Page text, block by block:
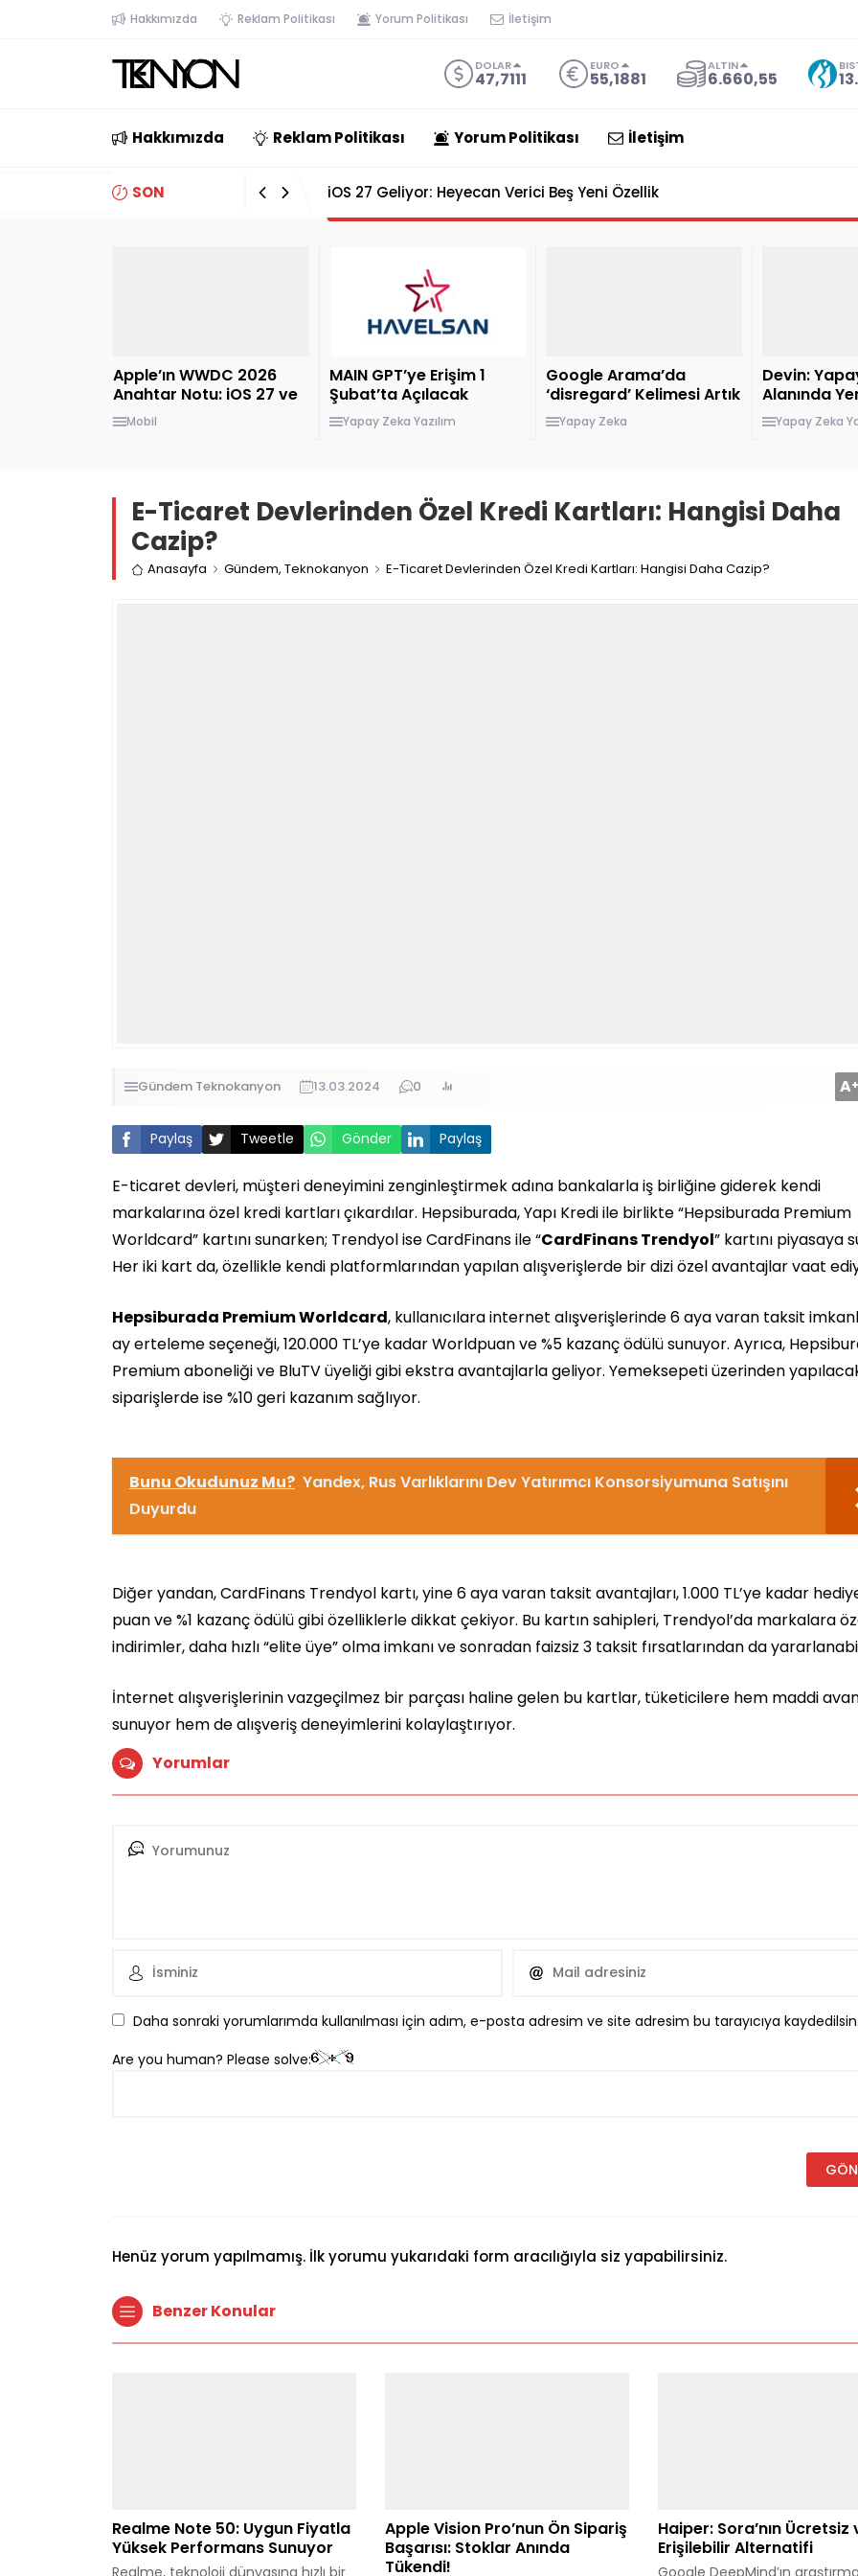
Hakkımızda Reklam Politikası Yorum Politikası İletişim
DOLAR
47,7111
EURO
55,1881
ALTIN
6.660,55
Hakkımızda Reklam Politikası Yorum Politikası İletişim
SON
Paste, MCP Desteği ile Panonuzu AI Araçlarına Bağlıyor
Apple’ın WWDC 2026
Anahtar Notu: iOS 27 ve
Yenilenen Siri’yi Canlı
İzleyin
Mobil
MAIN GPT’ye Erişim 1
Şubat’ta Açılacak
Yapay Zeka Yazılım
Google Arama’da
‘disregard’ Kelimesi Artık
Geçersiz
Yapay Zeka
Devin:
Alanında
Yapay Zeka
E-Ticaret Devlerinden Özel Kredi Kartları: Hangisi Daha
Cazip?
Anasayfa Gündem, Teknokanyon E-Ticaret Devlerinden Özel Kredi Kartları: Hangisi Daha Cazip?
Gündem Teknokanyon 13.03.2024 0 A+
Paylaş Tweetle Gönder Paylaş
E-ticaret devleri, müşteri deneyimini zenginleştirmek adına bankalarla iş birliğine giderek kendi
markalarına özel kredi kartları çıkardılar. Hepsiburada, Yapı Kredi ile birlikte “Hepsiburada Premium
Worldcard” kartını sunarken; Trendyol ise CardFinans ile “CardFinans Trendyol” kartını piyasaya
Her iki kart da, özellikle kendi platformlarından yapılan alışverişlerde bir dizi özel avantajlar vaat
Hepsiburada Premium Worldcard, kullanıcılara internet alışverişlerinde 6 aya varan taksit
ay erteleme seçeneği, 120.000 TL’ye kadar Worldpuan ve %5 kazanç ödülü sunuyor. Ayrıca,
Premium aboneliği ve BluTV üyeliği gibi ekstra avantajlarla geliyor. Yemeksepeti üzerinden
siparişlerde ise %10 geri kazanım sağlıyor.
Bunu Okudunuz Mu? Yandex, Rus Varlıklarını Dev Yatırımcı Konsorsiyumuna Satışını
Duyurdu
Diğer yandan, CardFinans Trendyol kartı, yine 6 aya varan taksit avantajları, 1.000 TL’ye kadar
puan ve %1 kazanç ödülü gibi özelliklerle dikkat çekiyor. Bu kartın sahipleri, Trendyol’da markalara
indirimler, daha hızlı “elite üye” olma imkanı ve sonradan faizsiz 3 taksit fırsatlarından da
İnternet alışverişlerinin vazgeçilmez bir parçası haline gelen bu kartlar, tüketicilere hem maddi
sunuyor hem de alışveriş deneyimlerini kolaylaştırıyor.
Yorumlar
Daha sonraki yorumlarımda kullanılması için adım, e-posta adresim ve site adresim bu tarayıcıya kaydedilsin.
Are you human? Please solve:
Henüz yorum yapılmamış. İlk yorumu yukarıdaki form aracılığıyla siz yapabilirsiniz.
Benzer Konular
Realme Note 50: Uygun Fiyatla
Yüksek Performans Sunuyor
Apple Vision Pro’nun Ön Sipariş
Başarısı: Stoklar Anında
Tükendi!
Haiper: Sora’nın Ücretsiz
Erişilebilir Alternatifi